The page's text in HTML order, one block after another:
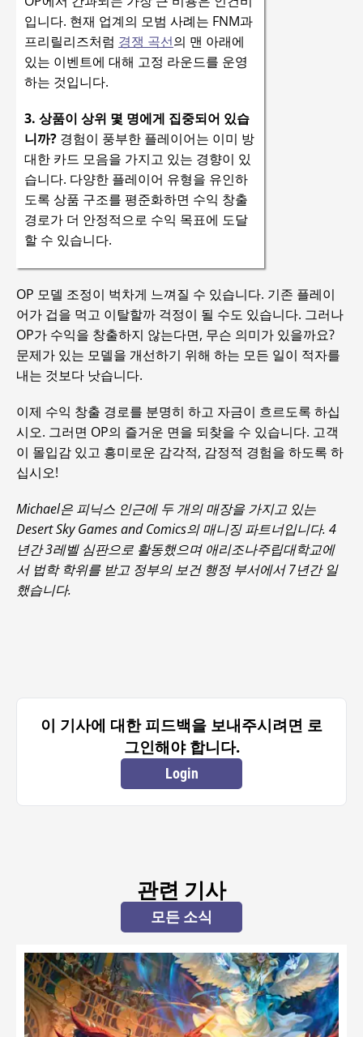
입니다. 현재 업계의 모범 사례는 FNM과
프리릴리즈처럼 경쟁 곡선의 맨 아래에
있는 이벤트에 대해 고정 라운드를 운영
하는 것입니다.
3. 상품이 상위 몇 명에게 집중되어 있습
니까? 경험이 풍부한 플레이어는 이미 방
대한 카드 모음을 가지고 있는 경향이 있
습니다. 다양한 플레이어 유형을 유인하
도록 상품 구조를 평준화하면 수익 창출
경로가 더 안정적으로 수익 목표에 도달
할 수 있습니다.
OP 모델 조정이 벅차게 느껴질 수 있습니다. 기존 플레이
어가 겁을 먹고 이탈할까 걱정이 될 수도 있습니다. 그러나
OP가 수익을 창출하지 않는다면, 무슨 의미가 있을까요?
문제가 있는 모델을 개선하기 위해 하는 모든 일이 적자를
내는 것보다 낫습니다.
이제 수익 창출 경로를 분명히 하고 자금이 흐르도록 하십
시오. 그러면 OP의 즐거운 면을 되찾을 수 있습니다. 고객
이 몰입감 있고 흥미로운 감각적, 감정적 경험을 하도록 하
십시오!
Michael은 피닉스 인근에 두 개의 매장을 가지고 있는
Desert Sky Games and Comics의 매니징 파트너입니다. 4
년간 3레벨 심판으로 활동했으며 애리조나주립대학교에
서 법학 학위를 받고 정부의 보건 행정 부서에서 7년간 일
했습니다.
이 기사에 대한 피드백을 보내주시려면 로
그인해야 합니다.
Login
관련 기사
모든 소식